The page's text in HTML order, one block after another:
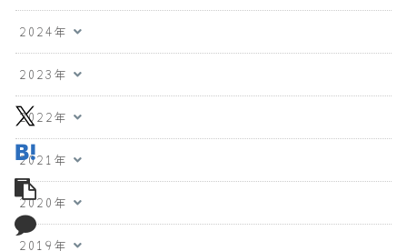
2024年
2023年
2022年
2021年
2020年
2019年